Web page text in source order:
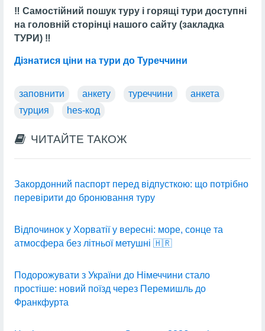
‼️ Самостійний пошук туру і горящі тури доступні
на головній сторінці нашого сайту (закладка
ТУРИ) ‼️
Дізнатися ціни на тури до Туреччини
заповнити анкету туреччини
анкета
турция
hes-код
ЧИТАЙТЕ ТАКОЖ
Закордонний паспорт перед відпусткою: що потрібно
перевірити до бронювання туру
Відпочинок у Хорватії у вересні: море, сонце та
атмосфера без літньої метушні 🇭🇷
Подорожувати з України до Німеччини стало
простіше: новий поїзд через Перемишль до
Франкфурта